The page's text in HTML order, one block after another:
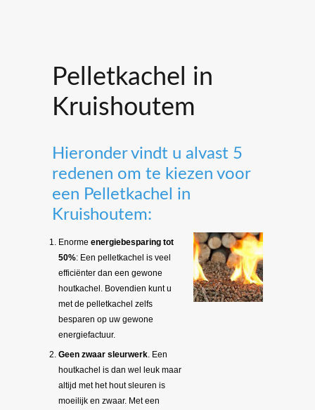
Pelletkachel in
Kruishoutem
Hieronder vindt u alvast 5
redenen om te kiezen voor
een Pelletkachel in
Kruishoutem:
Enorme energiebesparing tot
50%: Een pelletkachel is veel
efficiënter dan een gewone
houtkachel. Bovendien kunt u
met de pelletkachel zelfs
besparen op uw gewone
energiefactuur.
Geen zwaar sleurwerk. Een
houtkachel is dan wel leuk maar
altijd met het hout sleuren is
moeilijk en zwaar. Met een